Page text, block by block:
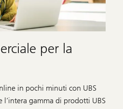
per la
in pochi minuti con UBS
l’intera gamma di prodotti UBS